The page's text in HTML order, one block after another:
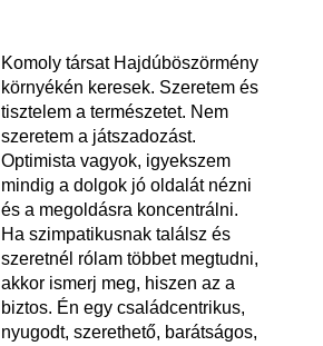
Komoly társat Hajdúböszörmény
környékén keresek. Szeretem és
tisztelem a természetet. Nem
szeretem a játszadozást.
Optimista vagyok, igyekszem
mindig a dolgok jó oldalát nézni
és a megoldásra koncentrálni.
Ha szimpatikusnak találsz és
szeretnél rólam többet megtudni,
akkor ismerj meg, hiszen az a
biztos. Én egy családcentrikus,
nyugodt, szerethető, barátságos,